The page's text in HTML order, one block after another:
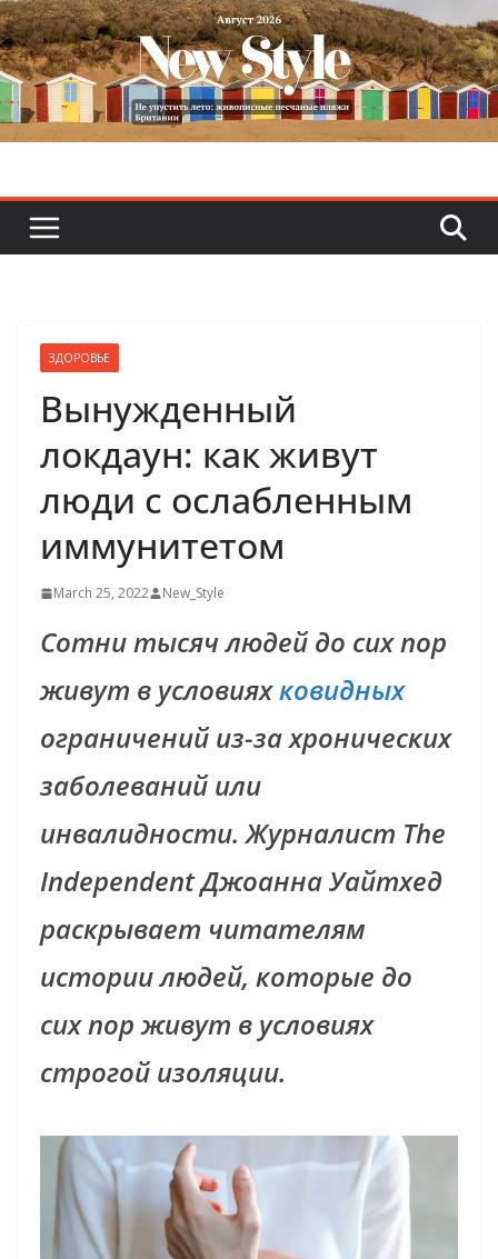
Skip
to
content
ЗДОРОВЬЕ
Вынужденный
локдаун: как живут
люди с ослабленным
иммунитетом
March 25, 2022 New_Style
Сотни тысяч людей до сих пор
живут в условияхковидных
ограничений из-за хронических
заболеваний или
инвалидности. Журналист The
Independent Джоанна Уайтхед
раскрывает читателям
истории людей, которые до
сих пор живут в условиях
строгой изоляции.